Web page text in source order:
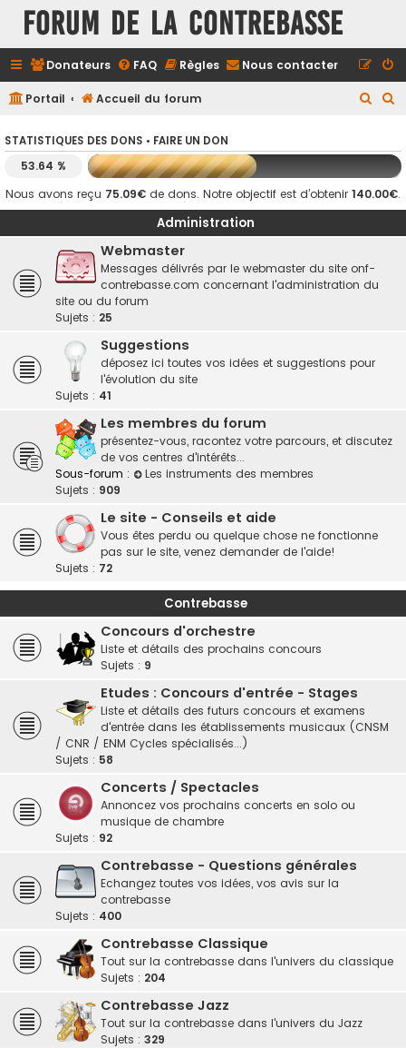
FORUM DE LA CONTREBASSE
Donateurs FAQ Règles Nous contacter
Portail Accueil du forum
h
e
c
e
c
e
STATISTIQUES DES DONS • FAIRE UN DON
53.64 %
Nous avons reçu 75.09€ de dons. Notre objectif est d’obtenir 140.00€.
Administration
Webmaster
Messages délivrés par le webmaster du site onf-
contrebasse.com concernant l'administration du
site ou du forum
Sujets : 25
Suggestions
déposez ici toutes vos idées et suggestions pour
l'évolution du site
Sujets : 41
Les membres du forum
présentez-vous, racontez votre parcours, et discutez
de vos centres d'intérêts...
Sous-forum :
Les instruments des membres
Sujets : 909
Le site - Conseils et aide
Vous êtes perdu ou quelque chose ne fonctionne
pas sur le site, venez demander de l'aide!
Sujets : 72
Contrebasse
Concours d'orchestre
Liste et détails des prochains concours
Sujets : 9
Etudes : Concours d'entrée - Stages
Liste et détails des futurs concours et examens
d'entrée dans les établissements musicaux (CNSM
/ CNR / ENM Cycles spécialisés...)
Sujets : 58
Concerts / Spectacles
Annoncez vos prochains concerts en solo ou
musique de chambre
Sujets : 92
Contrebasse - Questions générales
Echangez toutes vos idées, vos avis sur la
contrebasse
Sujets : 400
Contrebasse Classique
Tout sur la contrebasse dans l'univers du classique
Sujets : 204
Contrebasse Jazz
Tout sur la contrebasse dans l'univers du Jazz
Sujets : 329